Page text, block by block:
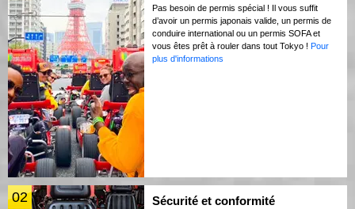
Pas besoin de permis spécial ! Il vous suffit
d’avoir un permis japonais valide, un permis de
conduire international ou un permis SOFA et
vous êtes prêt à rouler dans tout Tokyo ! Pour
plus d'informations
02 Sécurité et conformité